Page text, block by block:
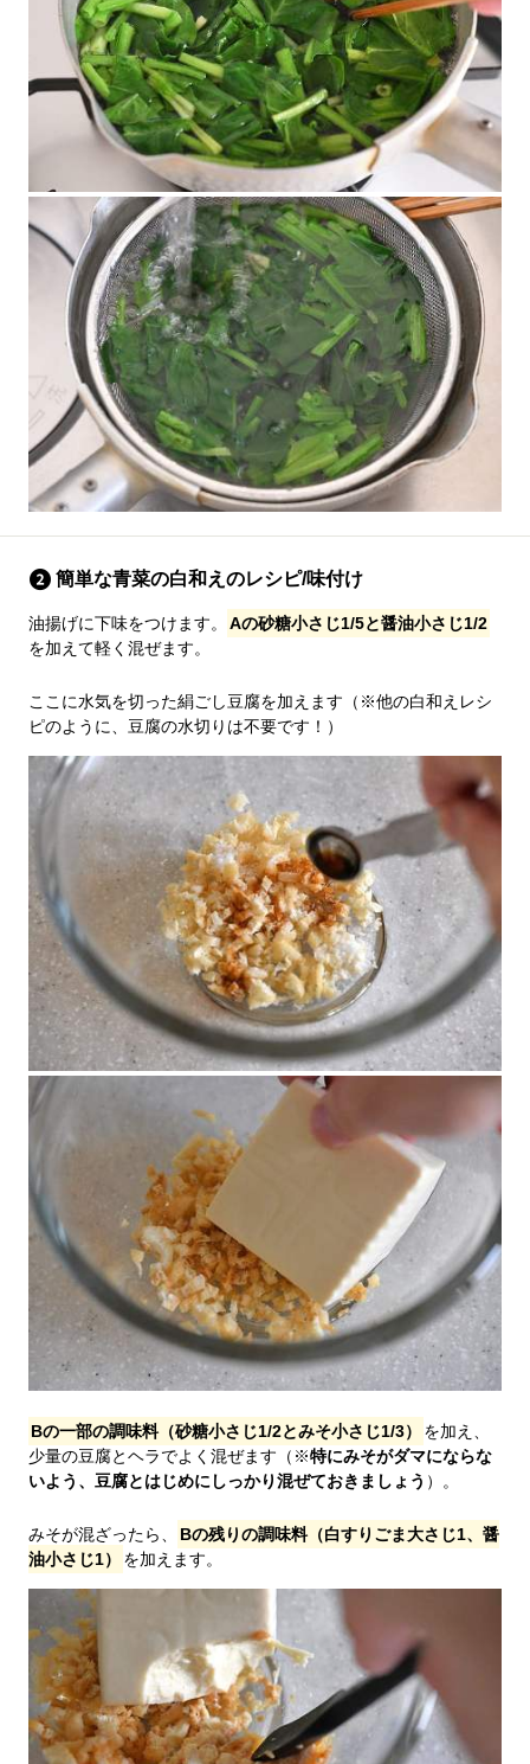
簡単な青菜の白和えのレシピ/味付け
油揚げに下味をつけます。
Aの砂糖小さじ1/5と醤油小さじ1/2
を加えて軽く混ぜます。
ここに水気を切った絹ごし豆腐を加えます（※他の白和えレシ
ピのように、豆腐の水切りは不要です！）
Bの一部の調味料（砂糖小さじ1/2とみそ小さじ1/3）
を加え、
少量の豆腐とヘラでよく混ぜます（※特にみそがダマにならな
いよう、豆腐とはじめにしっかり混ぜておきましょう ）。
みそが混ざったら、
Bの残りの調味料（白すりごま大さじ1、醤
油小さじ1）
を加えます。